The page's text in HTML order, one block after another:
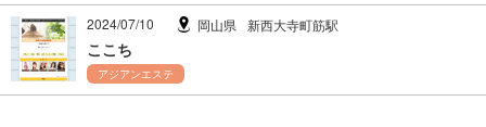
2024/07/10 岡山県 新西大寺町筋駅
ここち
アジアンエステ